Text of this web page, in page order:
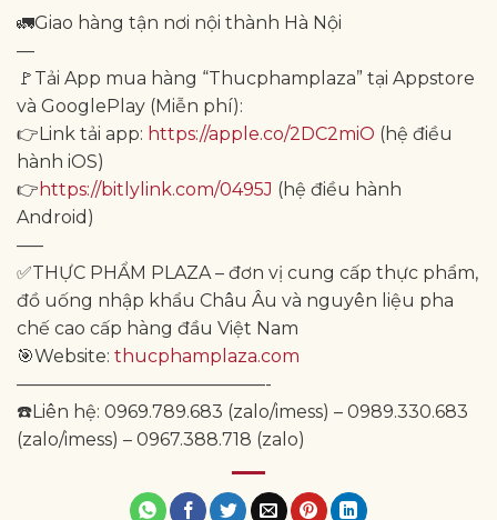
🚛Giao hàng tận nơi nội thành Hà Nội
—
🚩Tải App mua hàng “Thucphamplaza” tại Appstore
và GooglePlay (Miễn phí):
👉Link tải app: https://apple.co/2DC2miO (hệ điều
hành iOS)
👉 https://bitlylink.com/0495J (hệ điều hành
Android)
—–
✅THỰC PHẨM PLAZA – đơn vị cung cấp thực phẩm,
đồ uống nhập khẩu Châu Âu và nguyên liệu pha
chế cao cấp hàng đầu Việt Nam
🎯Website: thucphamplaza.com
——————————————-
☎️Liên hệ: 0969.789.683 (zalo/imess) – 0989.330.683
(zalo/imess) – 0967.388.718 (zalo)